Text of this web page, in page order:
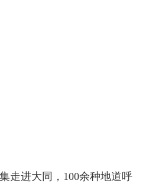
走进大同，100余种地道呼